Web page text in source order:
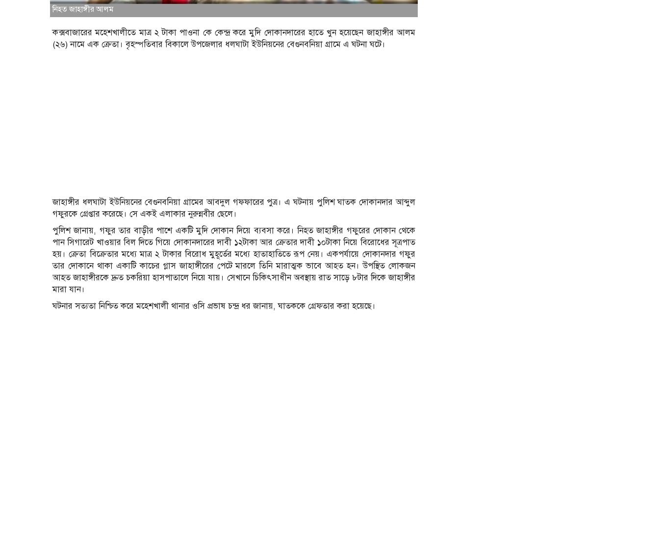
নিহত জাহাঙ্গীর আলম
কক্সবাজারের মহেশখালীতে মাত্র ২ টাকা পাওনা কে কেন্দ্র করে মুদি দোকানদারের হাতে খুন হয়েছেন জাহাঙ্গীর আলম
(২৬) নামে এক ক্রেতা। বৃহস্পতিবার বিকালে উপজেলার ধলঘাটা ইউনিয়নের বেগুনবনিয়া গ্রামে এ ঘটনা ঘটে।
জাহাঙ্গীর ধলঘাটা ইউনিয়নের বেগুনবনিয়া গ্রামের আবদুল গফফারের পুত্র। এ ঘটনায় পুলিশ ঘাতক দোকানদার আব্দুল
গফুরকে গ্রেপ্তার করেছে। সে একই এলাকার নুরুন্নবীর ছেলে।
পুলিশ জানায়, গফুর তার বাড়ীর পাশে একটি মুদি দোকান দিয়ে ব্যবসা করে। নিহত জাহাঙ্গীর গফুরের দোকান থেকে
পান সিগারেট খাওয়ার বিল দিতে গিয়ে দোকানদারের দাবী ১২টাকা আর ক্রেতার দাবী ১০টাকা নিয়ে বিরোধের সূত্রপাত
হয়। ক্রেতা বিক্রেতার মধ্যে মাত্র ২ টাকার বিরোধ মুহূর্তের মধ্যে হাতাহাতিতে রূপ নেয়। একপর্যায়ে দোকানদার গফুর
তার দোকানে থাকা একাটি কাচের গ্লাস জাহাঙ্গীরের পেটে মারলে তিনি মারাত্মক ভাবে আহত হন। উপস্থিত লোকজন
আহত জাহাঙ্গীরকে দ্রুত চকরিয়া হাসপাতালে নিয়ে যায়। সেখানে চিকিৎসাধীন অবস্থায় রাত সাড়ে ৮টার দিকে জাহাঙ্গীর
মারা যান।
ঘটনার সত্যতা নিশ্চিত করে মহেশখালী থানার ওসি প্রভাষ চন্দ্র ধর জানায়, ঘাতককে গ্রেফতার করা হয়েছে।